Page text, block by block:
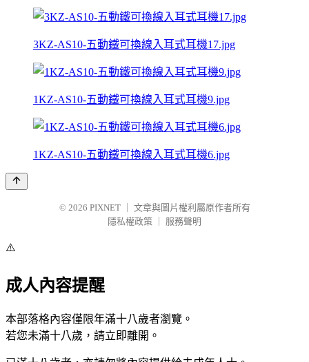
3KZ-AS10-五動鐵可換線入耳式耳機17.jpg
1KZ-AS10-五動鐵可換線入耳式耳機9.jpg
1KZ-AS10-五動鐵可換線入耳式耳機6.jpg
© 2026 PIXNET
文章與圖片權利屬原作者所有
隱私權政策
服務聲明
⚠️
成人內容提醒
本部落格內容僅限年滿十八歲者瀏覽。
若您未滿十八歲，請立即離開。